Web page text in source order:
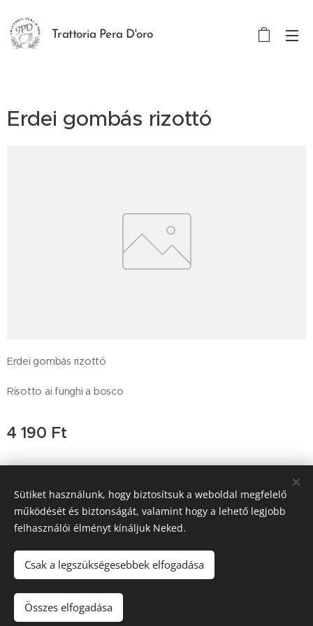
Trattoria Pera D'oro
Erdei gombás rizottó
Erdei gombás rizottó
Risotto ai funghi a bosco
4 190 Ft
Trattoria Pera D'oro, 2011 Budakalász , Budai út 47, +36-26-
777-189
Sütiket használunk, hogy biztosítsuk a weboldal megfelelő
működését és biztonságát, valamint hogy a lehető legjobb
felhasználói élményt kínáljuk Neked.
Csak a legszükségesebbek elfogadása
Összes elfogadása